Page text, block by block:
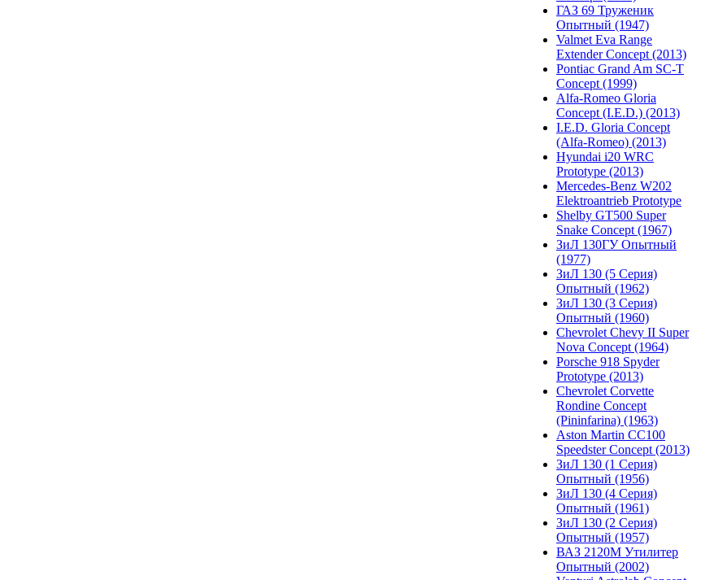
ГАЗ 69 Труженик
Опытный (1947)
Valmet Eva Range
Extender Concept (2013)
Pontiac Grand Am SC-T
Concept (1999)
Alfa-Romeo Gloria
Concept (I.E.D.) (2013)
I.E.D. Gloria Concept
(Alfa-Romeo) (2013)
Hyundai i20 WRC
Prototype (2013)
Mercedes-Benz W202
Elektroantrieb Prototype
Shelby GT500 Super
Snake Concept (1967)
ЗиЛ 130ГУ Опытный
(1977)
ЗиЛ 130 (5 Серия)
Опытный (1962)
ЗиЛ 130 (3 Серия)
Опытный (1960)
Chevrolet Chevy II Super
Nova Concept (1964)
Porsche 918 Spyder
Prototype (2013)
Chevrolet Corvette
Rondine Concept
(Pininfarina) (1963)
Aston Martin CC100
Speedster Concept (2013)
ЗиЛ 130 (1 Серия)
Опытный (1956)
ЗиЛ 130 (4 Серия)
Опытный (1961)
ЗиЛ 130 (2 Серия)
Опытный (1957)
ВАЗ 2120М Утилитер
Опытный (2002)